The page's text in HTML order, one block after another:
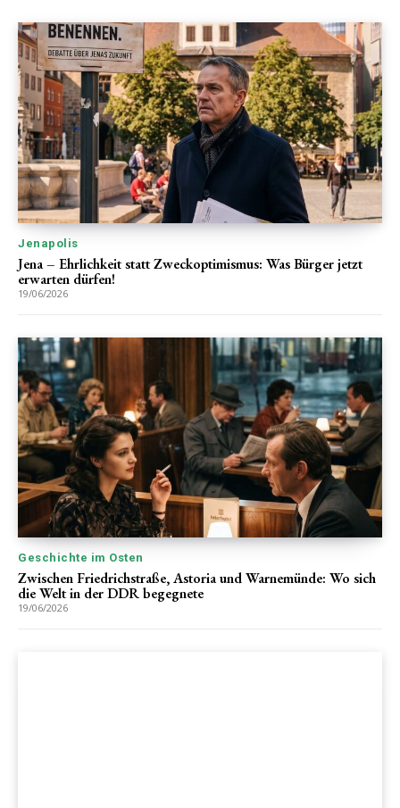
Jenapolis
Jena – Ehrlichkeit statt Zweckoptimismus: Was Bürger jetzt
erwarten dürfen!
19/06/2026
Geschichte im Osten
Zwischen Friedrichstraße, Astoria und Warnemünde: Wo sich
die Welt in der DDR begegnete
19/06/2026